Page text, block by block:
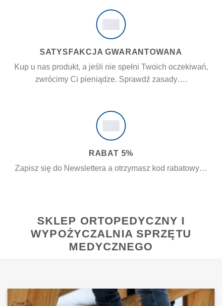
SATYSFAKCJA GWARANTOWANA
Kup u nas produkt, a jeśli nie spełni Twoich oczekiwań,
zwrócimy Ci pieniądze. Sprawdź zasady….
RABAT 5%
Zapisz się do Newslettera a otrzymasz kod rabatowy…
SKLEP ORTOPEDYCZNY I
WYPOŻYCZALNIA SPRZĘTU
MEDYCZNEGO